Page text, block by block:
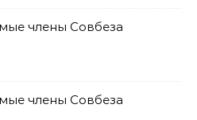
члены Совбеза
члены Совбеза